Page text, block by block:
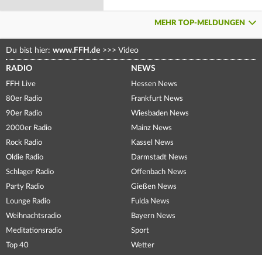
MEHR TOP-MELDUNGEN
Du bist hier: www.FFH.de >>> Video
RADIO
FFH Live
80er Radio
90er Radio
2000er Radio
Rock Radio
Oldie Radio
Schlager Radio
Party Radio
Lounge Radio
Weihnachtsradio
Meditationsradio
Top 40
NEWS
Hessen News
Frankfurt News
Wiesbaden News
Mainz News
Kassel News
Darmstadt News
Offenbach News
Gießen News
Fulda News
Bayern News
Sport
Wetter